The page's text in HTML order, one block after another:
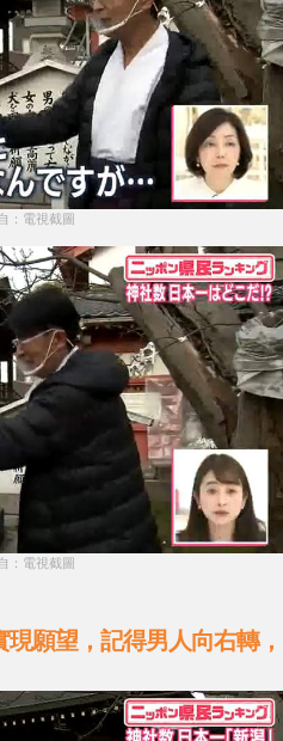
：電視截圖
：電視截圖
願望，記得男人向右轉，